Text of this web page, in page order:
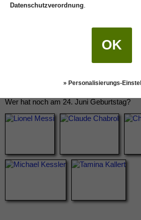
Wer hat noch am 24. Juni Geburtstag?
Datenschutzverordnung.
OK
» Personalisierungs-